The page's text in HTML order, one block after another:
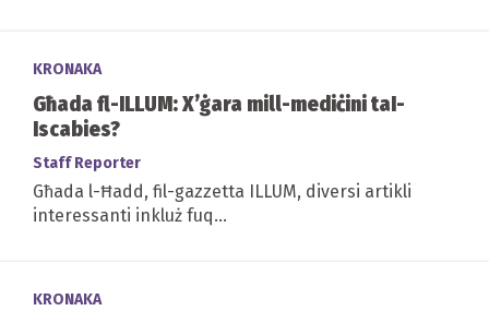
KRONAKA
Għada fl-ILLUM: X’ġara mill-mediċini taI-
Iscabies?
Staff Reporter
Għada l-Ħadd, fil-gazzetta ILLUM, diversi artikli
interessanti inkluż fuq...
KRONAKA